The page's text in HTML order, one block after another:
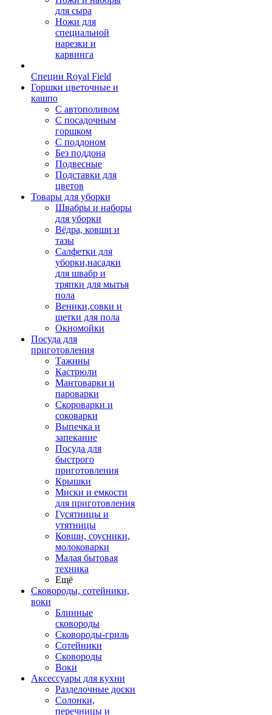
для сыра
Ножи для
специальной
нарезки и
карвинга
Специи Royal Field
Горшки цветочные и
кашпо
С автополивом
С посадочным
горшком
С поддоном
Без поддона
Подвесные
Подставки для
цветов
Товары для уборки
Швабры и наборы
для уборки
Вёдра, ковши и
тазы
Салфетки для
уборки,насадки
для швабр и
тряпки для мытья
пола
Веники,совки и
щетки для пола
Окномойки
Посуда для
приготовления
Тажины
Кастрюли
Мантоварки и
пароварки
Скороварки и
соковарки
Выпечка и
запекание
Посуда для
быстрого
приготовления
Крышки
Миски и емкости
для приготовления
Гусятницы и
утятницы
Ковши, соусники,
молоковарки
Малая бытовая
техника
Ещё
Сковороды, сотейники,
воки
Блинные
сковороды
Сковороды-гриль
Сотейники
Сковороды
Воки
Аксессуары для кухни
Разделочные доски
Солонки,
перечницы и